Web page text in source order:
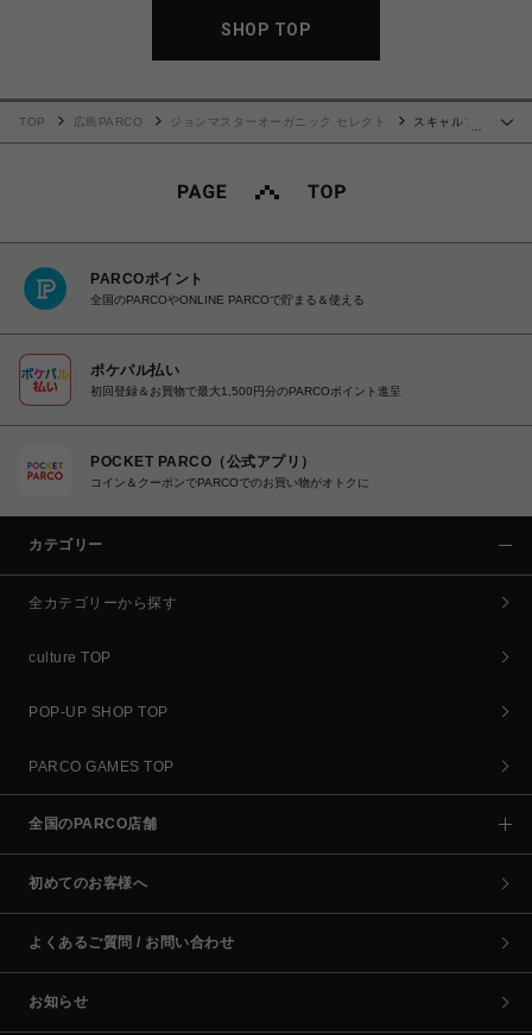
SHOP TOP
…
TOP 広島PARCO ジョンマスターオーガニック セレクト
スキャルプ
PARCOポイント
全国のPARCOやONLINE PARCOで貯まる＆使える
ポケパル払い
初回登録＆お買物で最大1,500円分のPARCOポイント進呈
POCKET PARCO（公式アプリ）
コイン＆クーポンでPARCOでのお買い物がオトクに
カテゴリー
全カテゴリーから探す
culture TOP
POP-UP SHOP TOP
PARCO GAMES TOP
全国のPARCO店舗
初めてのお客様へ
よくあるご質問 / お問い合わせ
お知らせ